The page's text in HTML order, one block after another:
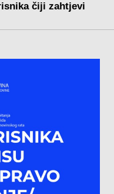
čiji zahtjevi